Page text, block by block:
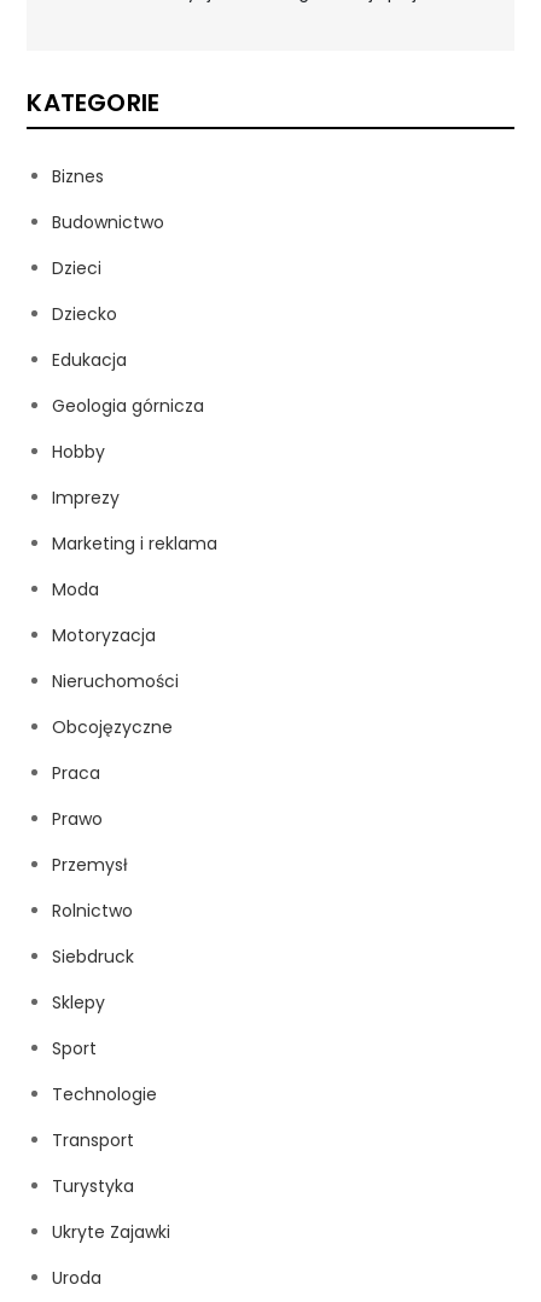
KATEGORIE
Biznes
Budownictwo
Dzieci
Dziecko
Edukacja
Geologia górnicza
Hobby
Imprezy
Marketing i reklama
Moda
Motoryzacja
Nieruchomości
Obcojęzyczne
Praca
Prawo
Przemysł
Rolnictwo
Siebdruck
Sklepy
Sport
Technologie
Transport
Turystyka
Ukryte Zajawki
Uroda